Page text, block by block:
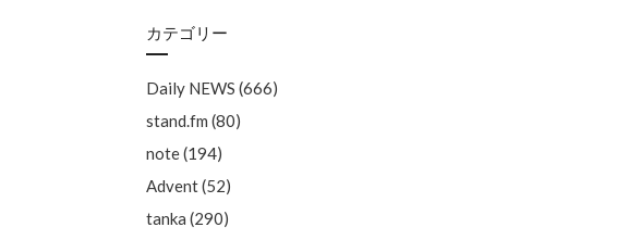
カテゴリー
Daily NEWS (666)
stand.fm (80)
note (194)
Advent (52)
tanka (290)